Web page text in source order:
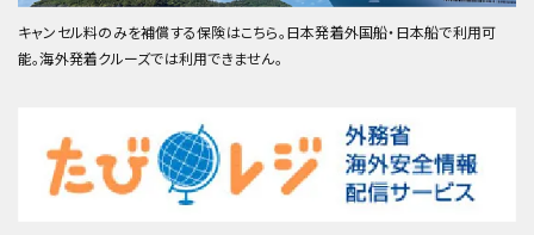
キャンセル料のみを補償する保険はこちら。日本発着外国船・日本船で利用可
能。海外発着クルーズでは利用できません。